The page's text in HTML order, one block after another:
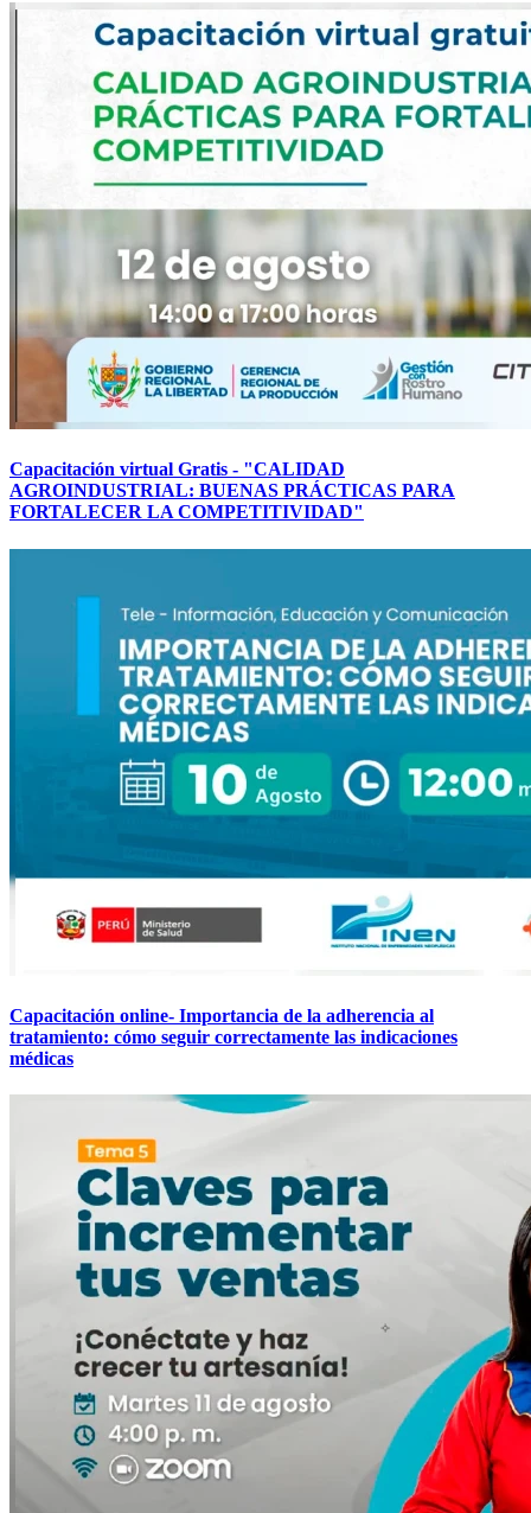
Capacitación virtual Gratis - "CALIDAD
AGROINDUSTRIAL: BUENAS PRÁCTICAS PARA
FORTALECER LA COMPETITIVIDAD"
Capacitación online- Importancia de la adherencia al
tratamiento: cómo seguir correctamente las indicaciones
médicas